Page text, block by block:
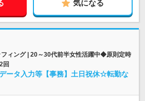
気になる
ィング | 20～30代前半女性活躍中◆原則定時
回
ータ入力等【事務】土日祝休☆転勤な